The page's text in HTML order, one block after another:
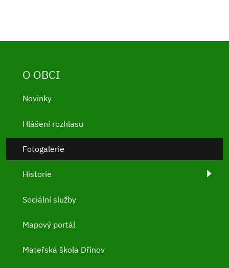
O OBCI
Novinky
Hlášení rozhlasu
Fotogalerie
Historie
Sociální služby
Mapový portál
Mateřská škola Dřínov